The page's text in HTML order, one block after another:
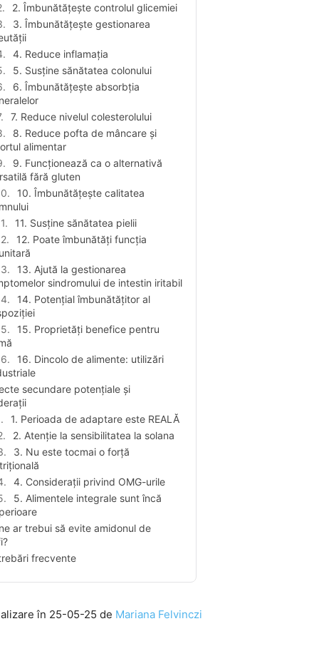
2. Îmbunătățește controlul glicemiei
3. Îmbunătățește gestionarea
4. Reduce inflamația
5. Susține sănătatea colonului
6. Îmbunătățește absorbția
7. Reduce nivelul colesterolului
8. Reduce pofta de mâncare și
alimentar
9. Funcționează ca o alternativă
fără gluten
10. Îmbunătățește calitatea
11. Susține sănătatea pielii
12. Poate îmbunătăți funcția
13. Ajută la gestionarea
sindromului de intestin iritabil
14. Potențial îmbunătățitor al
15. Proprietăți benefice pentru
16. Dincolo de alimente: utilizări
secundare potențiale și
1. Perioada de adaptare este REALĂ
2. Atenție la sensibilitatea la solana
3. Nu este tocmai o forță
4. Considerații privind OMG-urile
5. Alimentele integrale sunt încă
ar trebui să evite amidonul de
frecvente
în 25-05-25 de Mariana Felvinczi